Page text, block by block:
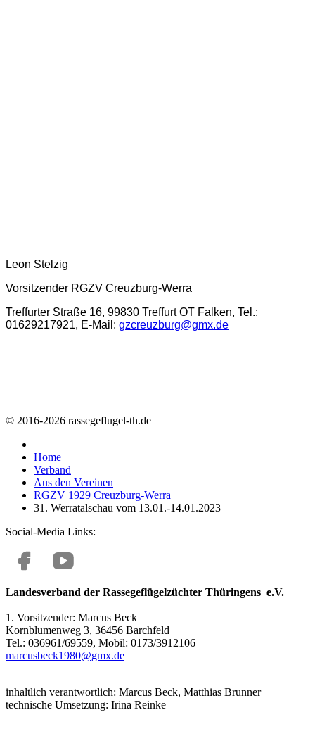
Leon Stelzig
Vorsitzender RGZV Creuzburg-Werra
Treffurter Straße 16, 99830 Treffurt OT Falken, Tel.:
01629217921, E-Mail: gzcreuzburg@gmx.de
© 2016-2026 rassegeflugel-th.de
Home
Verband
Aus den Vereinen
RGZV 1929 Creuzburg-Werra
31. Werratalschau vom 13.01.-14.01.2023
Social-Media Links:
Landesverband der Rassegeflügelzüchter Thüringens e.V.
1. Vorsitzender: Marcus Beck
Kornblumenweg 3, 36456 Barchfeld
Tel.: 036961/69559, Mobil: 0173/3912106
marcusbeck1980@gmx.de
inhaltlich verantwortlich: Marcus Beck, Matthias Brunner
technische Umsetzung: Irina Reinke